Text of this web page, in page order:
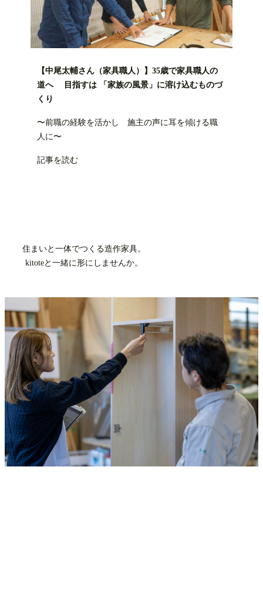
【中尾太輔さん（家具職人）】35歳で家具職人の
道へ 目指すは 「家族の風景」に溶け込むものづ
くり
〜前職の経験を活かし 施主の声に耳を傾ける職
人に〜
記事を読む
住まいと一体でつくる造作家具。
kitoteと一緒に形にしませんか。